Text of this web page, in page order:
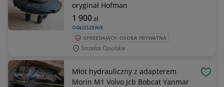
oryginał Hofman
OGŁOSZENIE
1 900zł
SPRZEDAJĄCY: OSOBA PRYWATNA
Strzelce Opolskie
Młot hydrauliczny z adapterem
Morin M1 Volvo Jcb Bobcat Yanmar